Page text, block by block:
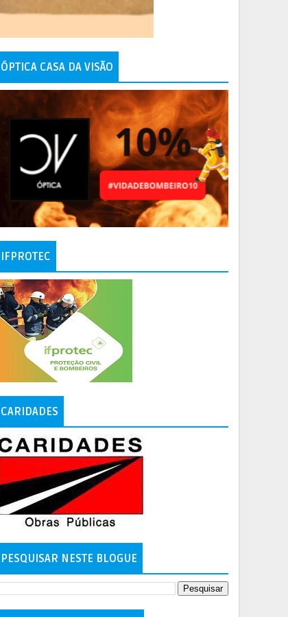
ÓPTICA CASA DA VISÃO
IFPROTEC
CARIDADES
PESQUISAR NESTE BLOGUE